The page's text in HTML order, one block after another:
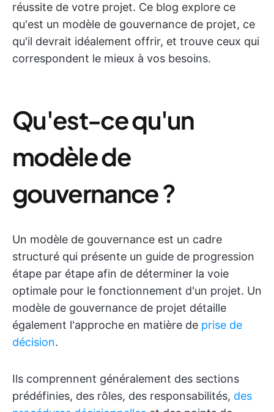
réussite de votre projet. Ce blog explore ce
qu'est un modèle de gouvernance de projet, ce
qu'il devrait idéalement offrir, et trouve ceux qui
correspondent le mieux à vos besoins.
Qu'est-ce qu'un
modèle de
gouvernance ?
Un modèle de gouvernance est un cadre
structuré qui présente un guide de progression
étape par étape afin de déterminer la voie
optimale pour le fonctionnement d'un projet. Un
modèle de gouvernance de projet détaille
également l'approche en matière de prise de
décision.
Ils comprennent généralement des sections
prédéfinies, des rôles, des responsabilités, des